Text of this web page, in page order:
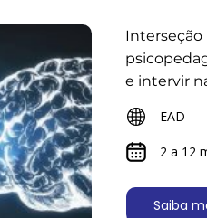
e intervir
EAD
2 a 12
Saiba